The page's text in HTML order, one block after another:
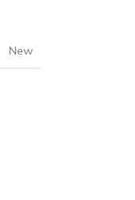
New